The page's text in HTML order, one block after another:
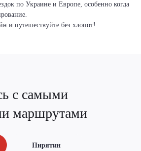
по Украине и Европе, особенно когда
и путешествуйте без хлопот!
с самыми
маршрутами
Пирятин